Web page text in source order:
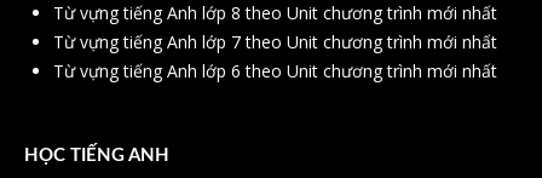
Từ vựng tiếng Anh lớp 8 theo Unit chương trình mới nhất
Từ vựng tiếng Anh lớp 7 theo Unit chương trình mới nhất
Từ vựng tiếng Anh lớp 6 theo Unit chương trình mới nhất
HỌC TIẾNG ANH